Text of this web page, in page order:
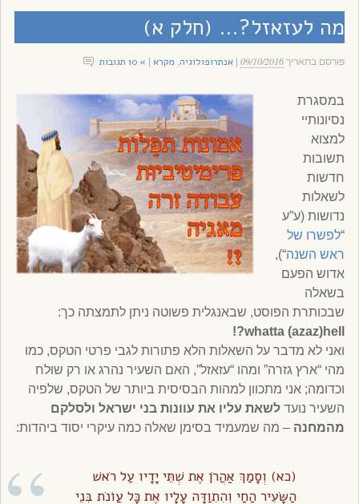
מה לעזאזל?… (חלק א)
פורסם בתאריך09/10/2016
|אנתרופולוגיה, מקרא » 10 תגובות
במסגרת
נסיונותיי
למצוא
תשובות
חדשות
לשאלות
נדושות (ע”ע
“לפשרו של
ראש השנה“),
אדוש הפעם
בשאלה
שבכותרת הפוסט, שבאנגלית פשוטה ניתן לתמצתה כך:
whatta (azaz)hell?!
ואני לא מדבר על השאלות הלא פתורות לגבי פרטי הטקס, כמו
מהי “ארץ גזרה” ומהו “עזאזל”, האם השעיר נהרג או רק שוּלח
וכדומה; אני מתכוון למהות הבסיסית ביותר של הטקס, שלפיה
השעיר נועדלשאת עליו את עוונות בני ישראל ולסלקם
מהמחנה – מה שמעמיד בסימן שאלה כמה עיקרי יסוד ביהדות:
(כא) וְסָמַךְ אַהֲרֹן אֶת שְׁתֵּי יָדָיו עַל רֹאשׁ
הַשָּׂעִיר הַחַי וְהִתְוַדָּה עָלָיו אֶת כָּל עֲו‍ֹנֹת בְּנֵי